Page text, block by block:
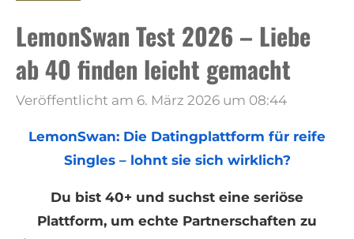
LemonSwan Test 2026 – Liebe
ab 40 finden leicht gemacht
Veröffentlicht am 6. März 2026 um 08:44
LemonSwan: Die Datingplattform für reife
Singles – lohnt sie sich wirklich?
Du bist 40+ und suchst eine seriöse
Plattform, um echte Partnerschaften zu